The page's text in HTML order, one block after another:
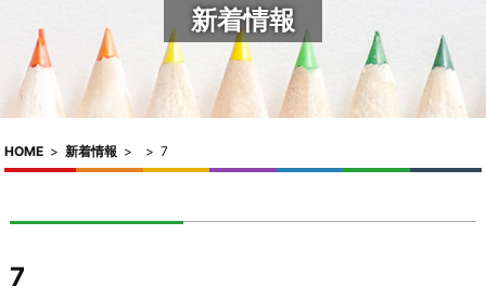
新着情報
HOME > 新着情報 > > 7
7